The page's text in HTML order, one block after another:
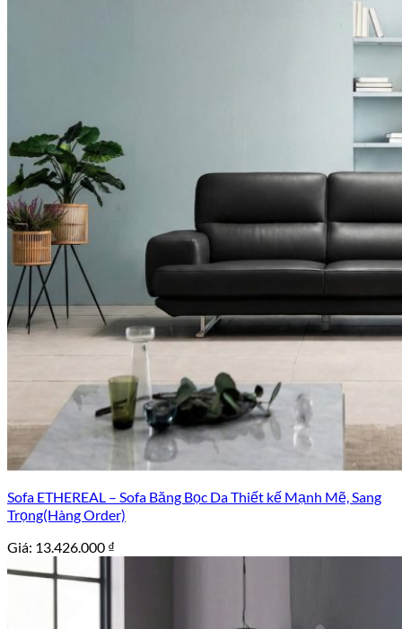
Sofa ETHEREAL – Sofa Băng Bọc Da Thiết kế Mạnh Mẽ, Sang
Trọng(Hàng Order)
Giá: 13.426.000 ₫